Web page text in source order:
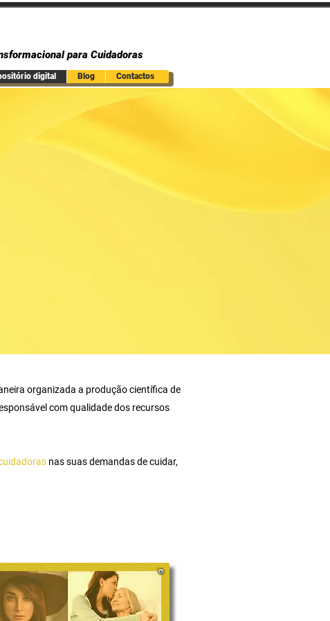
para Cuidadoras
digital Blog Contactos
organizada a produção científica de
com qualidade dos recursos
nas suas demandas de cuidar,